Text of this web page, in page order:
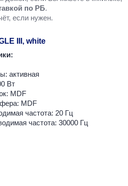
по РБ.
если нужен.
III, white
активная
Вт
MDF
MDF
частота: 20 Гц
частота: 30000 Гц